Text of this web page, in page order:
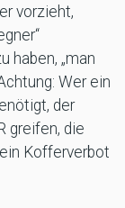
vorzieht,
haben, „man
Wer ein
der
greifen, die
Kofferverbot